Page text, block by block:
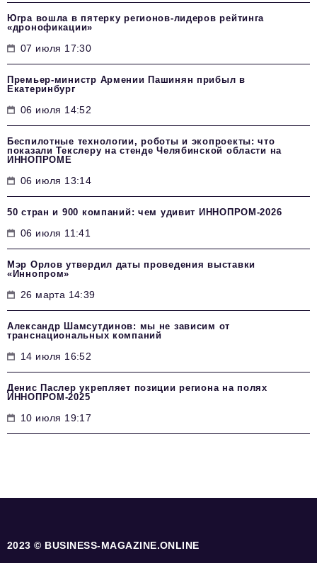
Югра вошла в пятерку регионов-лидеров рейтинга
«дронофикации»
07 июля 17:30
Премьер-министр Армении Пашинян прибыл в
Екатеринбург
06 июля 14:52
Беспилотные технологии, роботы и экопроекты: что
показали Текслеру на стенде Челябинской области на
ИННОПРОМЕ
06 июля 13:14
50 стран и 900 компаний: чем удивит ИННОПРОМ‑2026
06 июля 11:41
Мэр Орлов утвердил даты проведения выставки
«Иннопром»
26 марта 14:39
Александр Шамсутдинов: мы не зависим от
транснациональных компаний
14 июля 16:52
Денис Паслер укрепляет позиции региона на полях
ИННОПРОМ-2025
10 июля 19:17
2023 © BUSINESS-MAGAZINE.ONLINE